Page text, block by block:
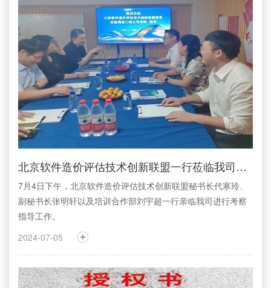
北京软件造价评估技术创新联盟一行莅临我司考察交流
7月4日下午，北京软件造价评估技术创新联盟秘书长代寒玲、
副秘书长张明轩以及培训合作部刘宇超一行亲临我司进行考察
指导工作。
2024-07-05